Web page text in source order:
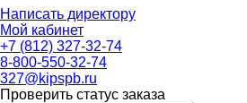
Написать директору
Мой кабинет
+7 (812) 327-32-74
8-800-550-32-74
327@kipspb.ru
Проверить статус заказа